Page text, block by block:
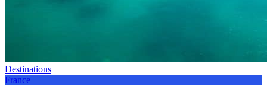
Destinations
France